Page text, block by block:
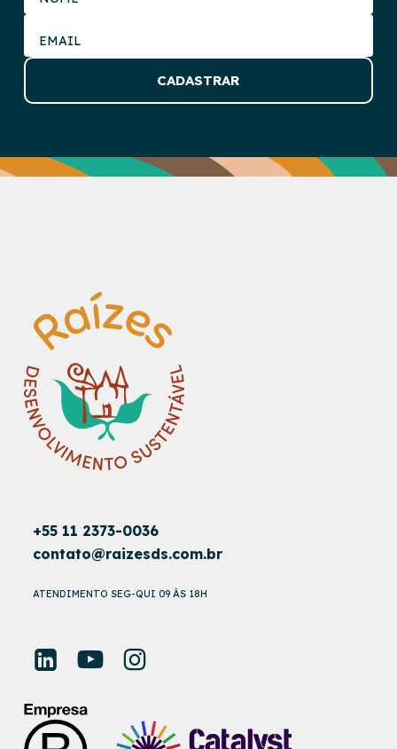
+55 11 2373-0036
contato@raizesds.com.br
ATENDIMENTO SEG-QUI 09 ÀS 18H